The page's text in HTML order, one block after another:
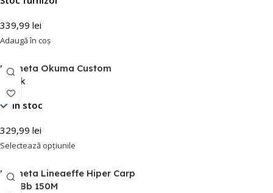
339,99 lei
Adaugă în coș
Mulineta Okuma Custom
Black
În stoc
329,99 lei
Selectează opțiunile
Mulineta Lineaeffe Hiper Carp
Rd 4Bb 150M